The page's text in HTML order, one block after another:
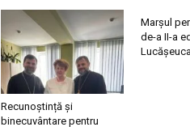
Recunoștință și
binecuvântare pentru
Marșul
de-a II-a